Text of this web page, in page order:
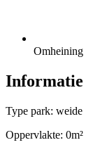
Omheining
Informatie
Type park: weide
Oppervlakte: 0m²